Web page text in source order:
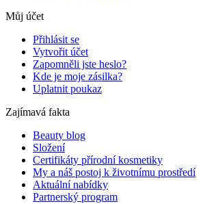
Můj účet
Přihlásit se
Vytvořit účet
Zapomněli jste heslo?
Kde je moje zásilka?
Uplatnit poukaz
Zajímavá fakta
Beauty blog
Složení
Certifikáty přírodní kosmetiky
My a náš postoj k životnímu prostředí
Aktuální nabídky
Partnerský program